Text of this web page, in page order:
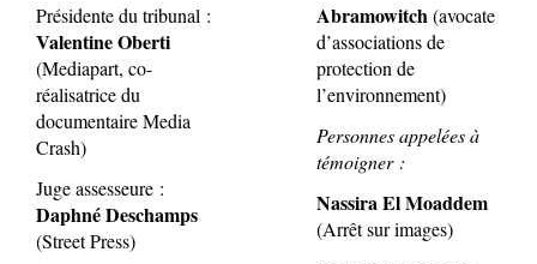
Présidente du tribunal :
Valentine Oberti
(Mediapart, co-
réalisatrice du
documentaire Media
Crash)
Juge assesseure :
Daphné Deschamps
(Street Press)
Abramowitch(avocate
d’associations de
protection de
l’environnement)
Personnes appelées à
témoigner :
Nassira El Moaddem
(Arrêt sur images)